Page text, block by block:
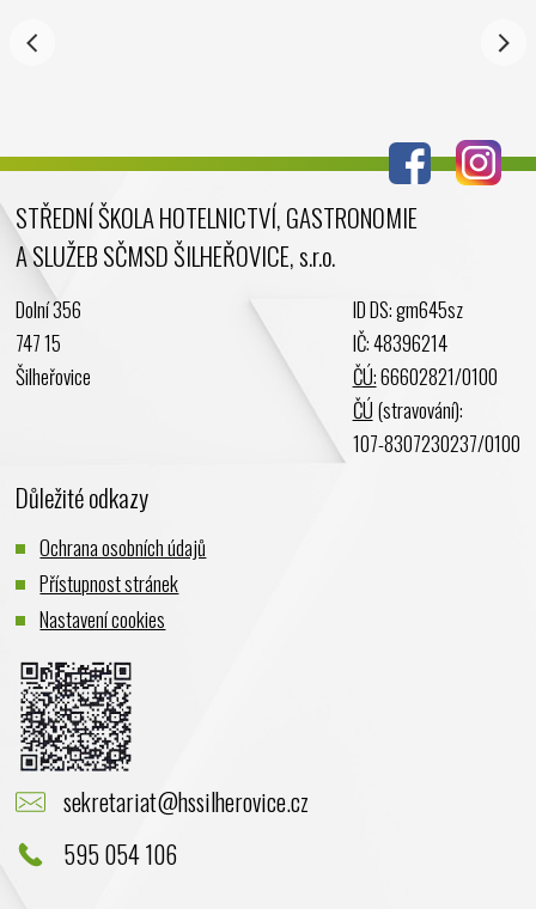
STŘEDNÍ ŠKOLA HOTELNICTVÍ, GASTRONOMIE
A SLUŽEB SČMSD ŠILHEŘOVICE, s.r.o.
Dolní 356
747 15
Šilheřovice
ID DS: gm645sz
IČ: 48396214
ČÚ:66602821/0100
ČÚ (stravování):
107-8307230237/0100
Důležité odkazy
Ochrana osobních údajů
Přístupnost stránek
Nastavení cookies
sekretariat@hssilherovice.cz
595 054 106